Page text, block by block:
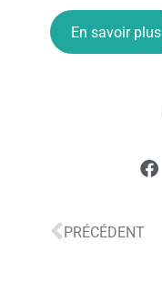
En savoir plus
PRÉCÉDENT